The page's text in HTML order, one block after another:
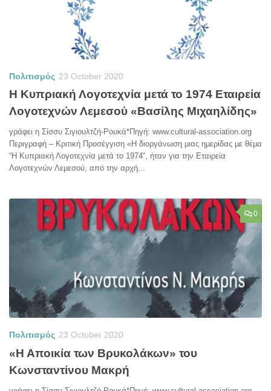
Πολιτισμός 23 October 2020
Η Κυπριακή Λογοτεχνία μετά το 1974 Εταιρεία
Λογοτεχνών Λεμεσού «Βασίλης Μιχαηλίδης»
γράφει η Σίσσυ Σιγιουλτζή-Ρουκά*Πηγή: www.cultural-association.org
Περιγραφή – Κριτική Προσέγγιση «Η διοργάνωση µιας ηµερίδας µε θέµα
“Η Κυπριακή Λογοτεχνία µετά το 1974”, ήταν για την Εταιρεία
Λογοτεχνών Λεµεσού, από την αρχή...
0
Πολιτισμός 23 October 2020
«Η Αποικία των Βρυκολάκων» του
Κωνσταντίνου Μακρή